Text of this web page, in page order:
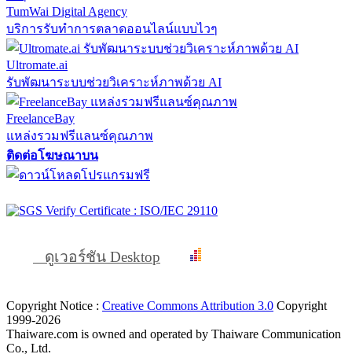
TumWai Digital Agency
บริการรับทำการตลาดออนไลน์แบบไวๆ
Ultromate.ai
รับพัฒนาระบบช่วยวิเคราะห์ภาพด้วย AI
FreelanceBay
แหล่งรวมฟรีแลนซ์คุณภาพ
ติดต่อโฆษณาบน
ดูเวอร์ชัน Desktop
Copyright Notice : Creative Commons Attribution 3.0 Copyright
1999-2026
Thaiware.com is owned and operated by Thaiware Communication
Co., Ltd.